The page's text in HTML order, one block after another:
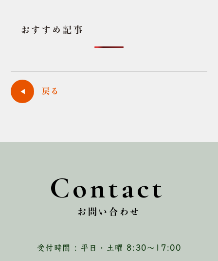
おすすめ記事
戻る
Contact
お問い合わせ
受付時間 : 平日・土曜 8:30〜17:00